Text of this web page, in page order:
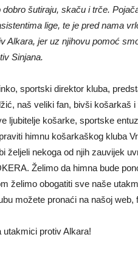
šutiraju, skaču i trče.
lige, te je pred nama
Alkara, jer uz njihovu pomoć
Sinjana.
sportski direktor kluba,
naš veliki fan, bivši košarkaš
ljubitelje košarke, sportske
himnu košarkaškog kluba
željeli nekoga od njih zauvijek
Želimo da himna bude
želimo obogatiti sve naše
možete pronaći na našoj
utakmici protiv Alkara!